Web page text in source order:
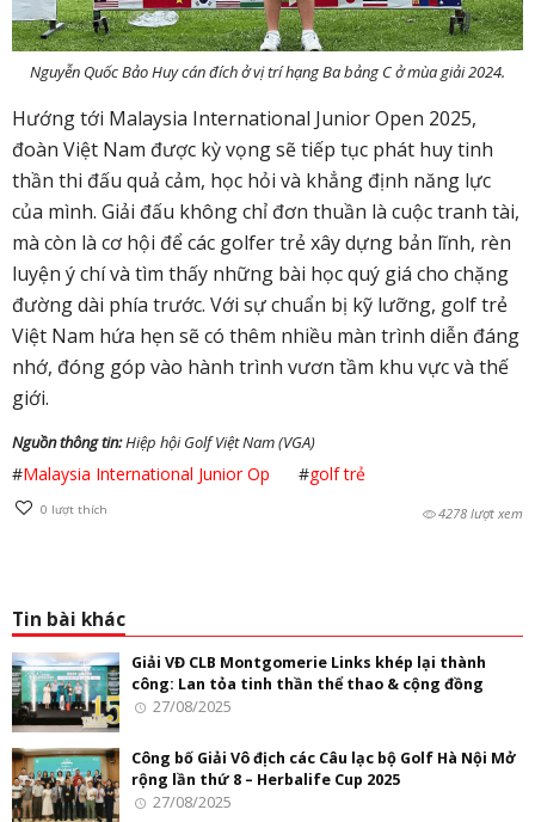
Nguyễn Quốc Bảo Huy cán đích ở vị trí hạng Ba bảng C ở mùa giải 2024.
Hướng tới Malaysia International Junior Open 2025,
đoàn Việt Nam được kỳ vọng sẽ tiếp tục phát huy tinh
thần thi đấu quả cảm, học hỏi và khẳng định năng lực
của mình. Giải đấu không chỉ đơn thuần là cuộc tranh tài,
mà còn là cơ hội để các golfer trẻ xây dựng bản lĩnh, rèn
luyện ý chí và tìm thấy những bài học quý giá cho chặng
đường dài phía trước. Với sự chuẩn bị kỹ lưỡng, golf trẻ
Việt Nam hứa hẹn sẽ có thêm nhiều màn trình diễn đáng
nhớ, đóng góp vào hành trình vươn tầm khu vực và thế
giới.
Nguồn thông tin:Hiệp hội Golf Việt Nam (VGA)
#Malaysia International Junior Op #golf trẻ
0 lượt thích 4278 lượt xem
Tin bài khác
Giải VĐ CLB Montgomerie Links khép lại thành
công: Lan tỏa tinh thần thể thao & cộng đồng
27/08/2025
Công bố Giải Vô địch các Câu lạc bộ Golf Hà Nội Mở
rộng lần thứ 8 – Herbalife Cup 2025
27/08/2025